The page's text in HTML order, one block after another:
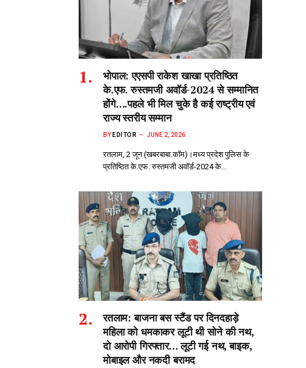
भोपाल: एएसपी राकेश‌ खाखा प्रतिष्ठित
के.एफ. रुस्तमजी अवॉर्ड-2024 से सम्मानित
होंगे….पहले भी मिल चुके है कई राष्ट्रीय एवं
राज्य स्तरीय सम्मान
BY EDITOR JUNE 2, 2026
रतलाम, 2 जून (खबरबाबा.कॉम)।मध्य प्रदेश पुलिस के
प्रतिष्ठित के.एफ. रुस्तमजी अवॉर्ड-2024 के…
रतलाम: बाजना बस स्टैंड पर दिनदहाड़े
महिला को धमकाकर लूटी थी सोने की नथ,
दो आरोपी गिरफ्तार… लूटी गई नथ, बाइक,
मोबाइल और नकदी बरामद